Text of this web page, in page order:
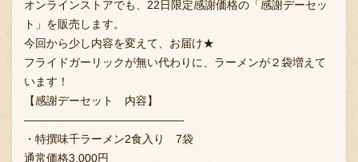
オンラインストアでも、22日限定感謝価格の「感謝デーセッ
ト」を販売します。
今回から少し内容を変えて、お届け★
フライドガーリックが無い代わりに、ラーメンが２袋増えて
います！
【感謝デーセット 内容】
——————————————-
・特撰味千ラーメン2食入り 7袋
通常価格3,000円